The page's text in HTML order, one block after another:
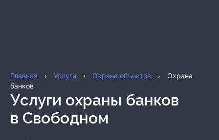
Главная › Услуги › Охрана объектов ›
Охрана
банков
Услуги охраны банков
в Свободном